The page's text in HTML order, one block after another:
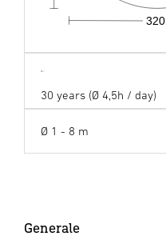
320
30 years (Ø 4,5h / day)
Ø 1 - 8 m
Generale